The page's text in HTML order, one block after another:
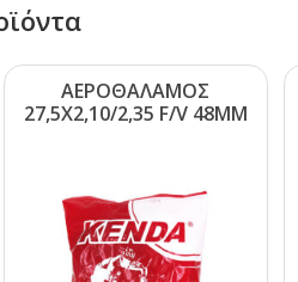
ΑΕΡΟΘΑΛΑΜΟΣ
27,5Χ2,10/2,35 F/V 48ΜΜ